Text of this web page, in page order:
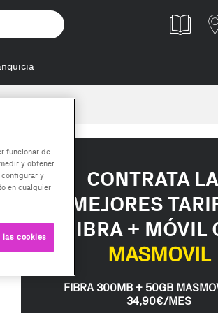
CONTRATA
MEJORES
FIBRA + MÓVIL
MASMOVIL
FIBRA 300MB + 50GB
34,90€/MES
funcionar de
y obtener
y
en cualquier
cookies